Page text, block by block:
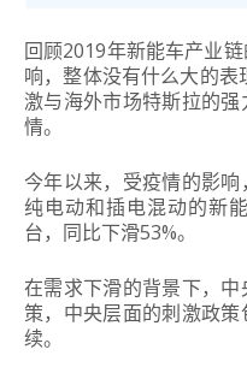
回顾2019年新能车产业
响，整体没有什么大的
激与海外市场特斯拉的
情。
今年以来，受疫情的影响
纯电动和插电混动的新
台，同比下滑53%。
在需求下滑的背景下，
策，中央层面的刺激政
续。